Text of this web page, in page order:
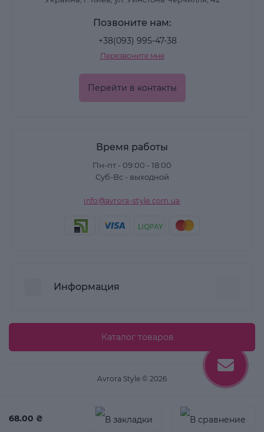
68.00 ₴
Позвоните нам:
+38(093) 995-47-38
Перезвоните мне
Перейти в контакты
Время работы
Пн-пт - 09:00 - 18:00
Суб-Вс - выходной
info@avrora-style.com.ua
Информация
Пользовательское соглашение
Производители
Каталог товаров
Avrora Style © 2026